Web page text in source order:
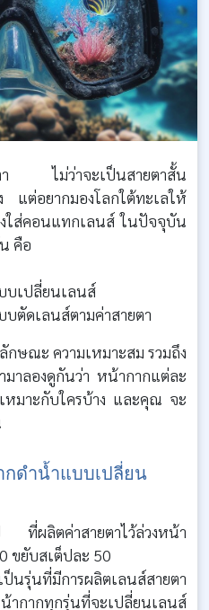
า ไม่ว่าจะเป็นสายตาสั้น
แต่อยากมองโลกใต้ทะเลให้
ใส่คอนแทกเลนส์ ในปัจจุบัน
คือ
บเปลี่ยนเลนส์
ตัดเลนส์ตามค่าสายตา
ษณะ ความเหมาะสม รวมถึง
าลองดูกันว่า หน้ากากแต่ละ
มาะกับใครบ้าง และคุณ จะ
ดำน้ำแบบเปลี่ยน
ที่ผลิตค่าสายตาไว้ล่วงหน้า
ขยับสเต็ปละ 50
นรุ่นที่มีการผลิตเลนส์สายตา
กากทุกรุ่นที่จะเปลี่ยนเลนส์